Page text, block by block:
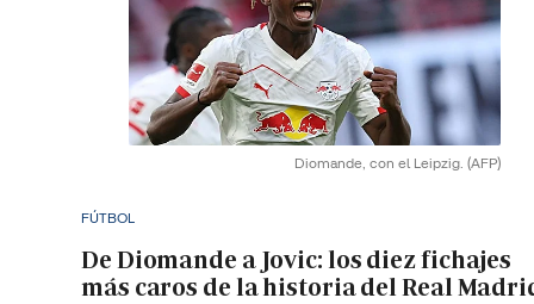
Diomande, con el Leipzig. (AFP)
FÚTBOL
De Diomande a Jovic: los diez fichajes
más caros de la historia del Real